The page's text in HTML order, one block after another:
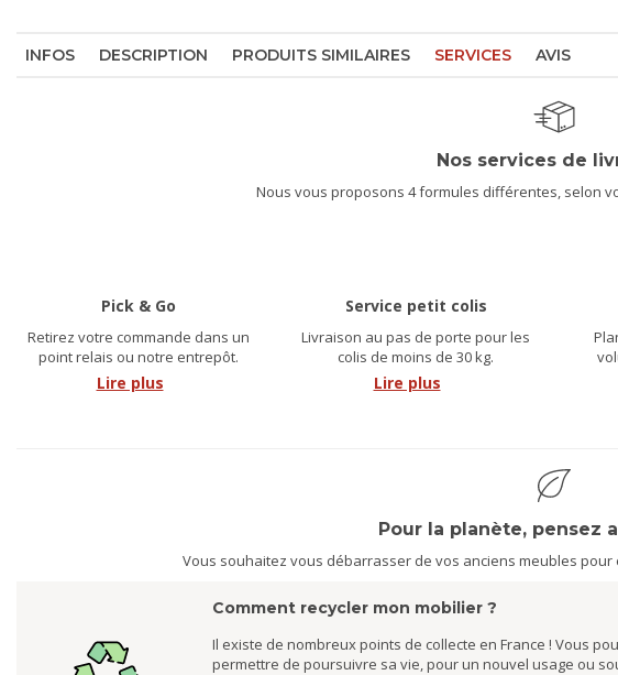
INFOS DESCRIPTION PRODUITS SIMILAIRES SERVICES AVIS
Nos services de
Nous vous proposons 4 formules différentes, selon
Pick & Go
Retirez votre commande dans un
point relais ou notre entrepôt.
Lire plus
Service petit colis
Livraison au pas de porte pour les
colis de moins de 30 kg.
Lire plus
Pour la planète, pensez
Vous souhaitez vous débarrasser de vos anciens meubles pour
Comment recycler mon mobilier ?
Il existe de nombreux points de collecte en France ! Vous
permettre de poursuivre sa vie, pour un nouvel usage ou